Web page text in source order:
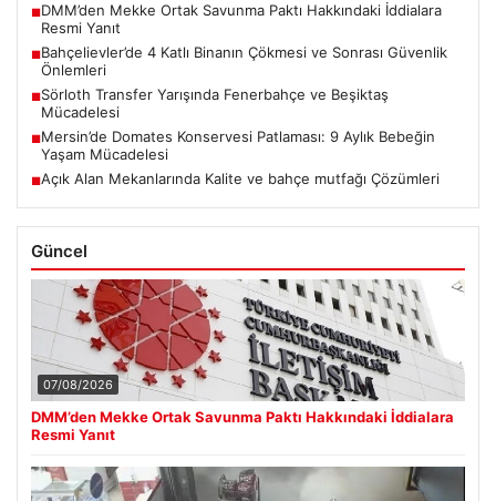
■DMM’den Mekke Ortak Savunma Paktı Hakkındaki İddialara
Resmi Yanıt
■Bahçelievler’de 4 Katlı Binanın Çökmesi ve Sonrası Güvenlik
Önlemleri
■Sörloth Transfer Yarışında Fenerbahçe ve Beşiktaş
Mücadelesi
■Mersin’de Domates Konservesi Patlaması: 9 Aylık Bebeğin
Yaşam Mücadelesi
■Açık Alan Mekanlarında Kalite ve bahçe mutfağı Çözümleri
Güncel
07/08/2026
DMM’den Mekke Ortak Savunma Paktı Hakkındaki İddialara
Resmi Yanıt